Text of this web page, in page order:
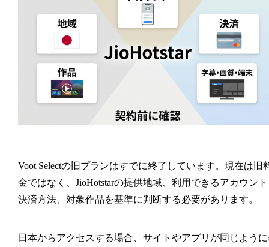
Voot Selectの旧プランはすでに終了しています。現在は旧
金ではなく、JioHotstarの提供地域、利用できるアカウン
決済方法、対象作品を基準に判断する必要があります。
日本からアクセスする場合、サイトやアプリが同じよう